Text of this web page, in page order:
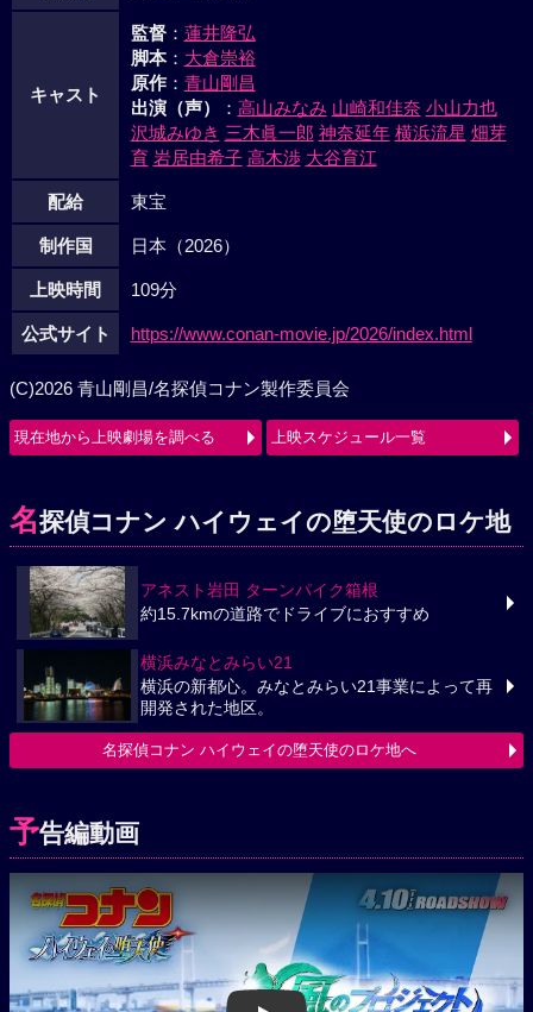
キャスト
監督： 蓮井隆弘
脚本： 大倉崇裕
原作： 青山剛昌
出演（声）
： 高山みなみ 山崎和佳奈 小山力也
沢城みゆき 三木眞一郎 神奈延年 横浜流星 畑芽
育 岩居由希子 高木渉 大谷育江
配給 東宝
制作国 日本（2026）
上映時間 109分
公式サイト https://www.conan-movie.jp/2026/index.html
(C)2026 青山剛昌/名探偵コナン製作委員会
現在地から上映劇場を調べる 上映スケジュール一覧
名探偵コナン ハイウェイの堕天使のロケ地
アネスト岩田 ターンパイク箱根
約15.7kmの道路でドライブにおすすめ
横浜みなとみらい21
横浜の新都心。みなとみらい21事業によって再
開発された地区。
名探偵コナン ハイウェイの堕天使のロケ地へ
予告編動画